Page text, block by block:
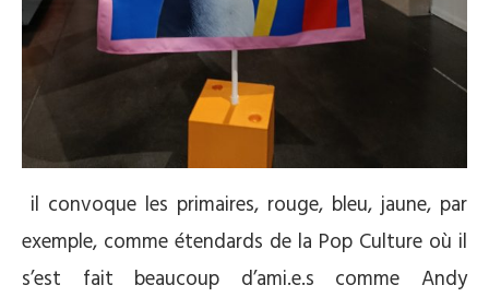
il convoque les primaires, rouge, bleu, jaune, par
exemple, comme étendards de la Pop Culture où il
s’est fait beaucoup d’ami.e.s comme Andy